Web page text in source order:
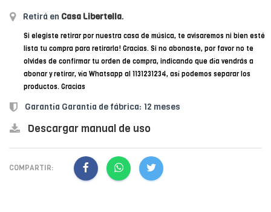
Retirá en Casa Libertella.
Si elegiste retirar por nuestra casa de música, te avisaremos ni bien esté
lista tu compra para retirarla! Gracias. Si no abonaste, por favor no te
olvides de confirmar tu orden de compra, indicando que día vendrás a
abonar y retirar, vía Whatsapp al 1131231234, así podemos separar los
productos. Gracias
Garantía Garantía de fábrica: 12 meses
Descargar manual de uso
COMPARTIR: